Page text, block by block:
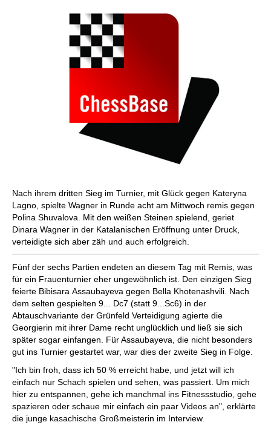
Nach ihrem dritten Sieg im Turnier, mit Glück gegen Kateryna
Lagno, spielte Wagner in Runde acht am Mittwoch remis gegen
Polina Shuvalova. Mit den weißen Steinen spielend, geriet
Dinara Wagner in der Katalanischen Eröffnung unter Druck,
verteidigte sich aber zäh und auch erfolgreich.
Fünf der sechs Partien endeten an diesem Tag mit Remis, was
für ein Frauenturnier eher ungewöhnlich ist. Den einzigen Sieg
feierte Bibisara Assaubayeva gegen Bella Khotenashvili. Nach
dem selten gespielten 9... Dc7 (statt 9...Sc6) in der
Abtauschvariante der Grünfeld Verteidigung agierte die
Georgierin mit ihrer Dame recht unglücklich und ließ sie sich
später sogar einfangen. Für Assaubayeva, die nicht besonders
gut ins Turnier gestartet war, war dies der zweite Sieg in Folge.
"Ich bin froh, dass ich 50 % erreicht habe, und jetzt will ich
einfach nur Schach spielen und sehen, was passiert. Um mich
hier zu entspannen, gehe ich manchmal ins Fitnessstudio, gehe
spazieren oder schaue mir einfach ein paar Videos an", erklärte
die junge kasachische Großmeisterin im Interview.